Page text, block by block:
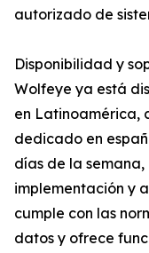
autorizado de
Disponibilidad y
Wolfeye ya está
en Latinoamérica,
dedicado en
días de la
implementación y
cumple con las
datos y ofrece